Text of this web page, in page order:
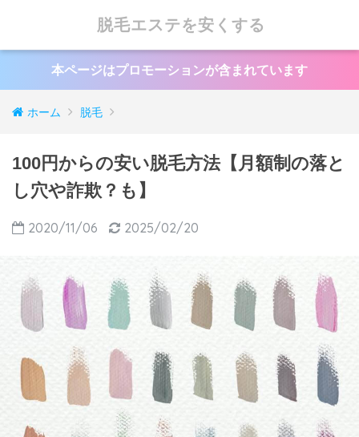
脱毛エステを安くする
本ページはプロモーションが含まれています
ホーム 脱毛
100円からの安い脱毛方法【月額制の落と
し穴や詐欺？も】
2020/11/06 2025/02/20